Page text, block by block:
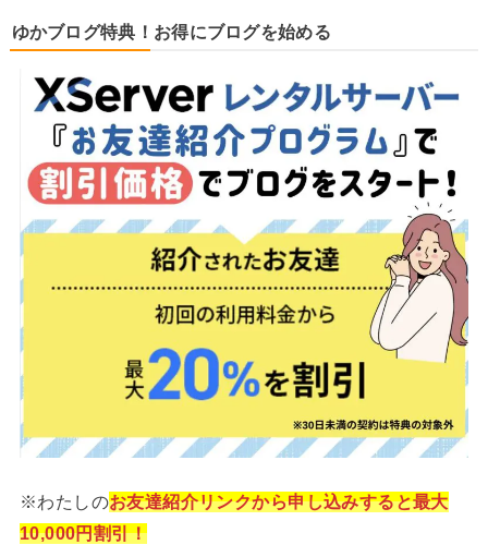
ゆかブログ特典！お得にブログを始める
※わたしのお友達紹介リンクから申し込みすると最大
10,000円割引！